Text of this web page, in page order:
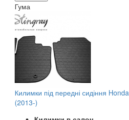
Гума
Килимки під передні сидіння
(2013-)